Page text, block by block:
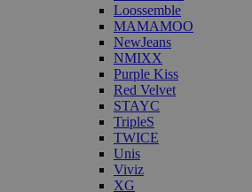
Loossemble
MAMAMOO
NewJeans
NMIXX
Purple Kiss
Red Velvet
STAYC
TripleS
TWICE
Unis
Viviz
XG